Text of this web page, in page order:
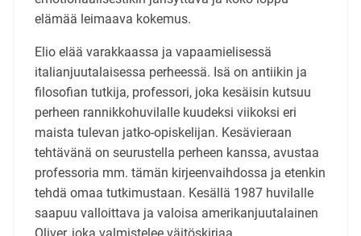
elämää leimaava kokemus.
Elio elää varakkaassa ja vapaamielisessä
italianjuutalaisessa perheessä. Isä on antiikin ja
filosofian tutkija, professori, joka kesäisin kutsuu
perheen rannikkohuvilalle kuudeksi viikoksi eri
maista tulevan jatko-opiskelijan. Kesävieraan
tehtävänä on seurustella perheen kanssa, avustaa
professoria mm. tämän kirjeenvaihdossa ja etenkin
tehdä omaa tutkimustaan. Kesällä 1987 huvilalle
saapuu valloittava ja valoisa amerikanjuutalainen